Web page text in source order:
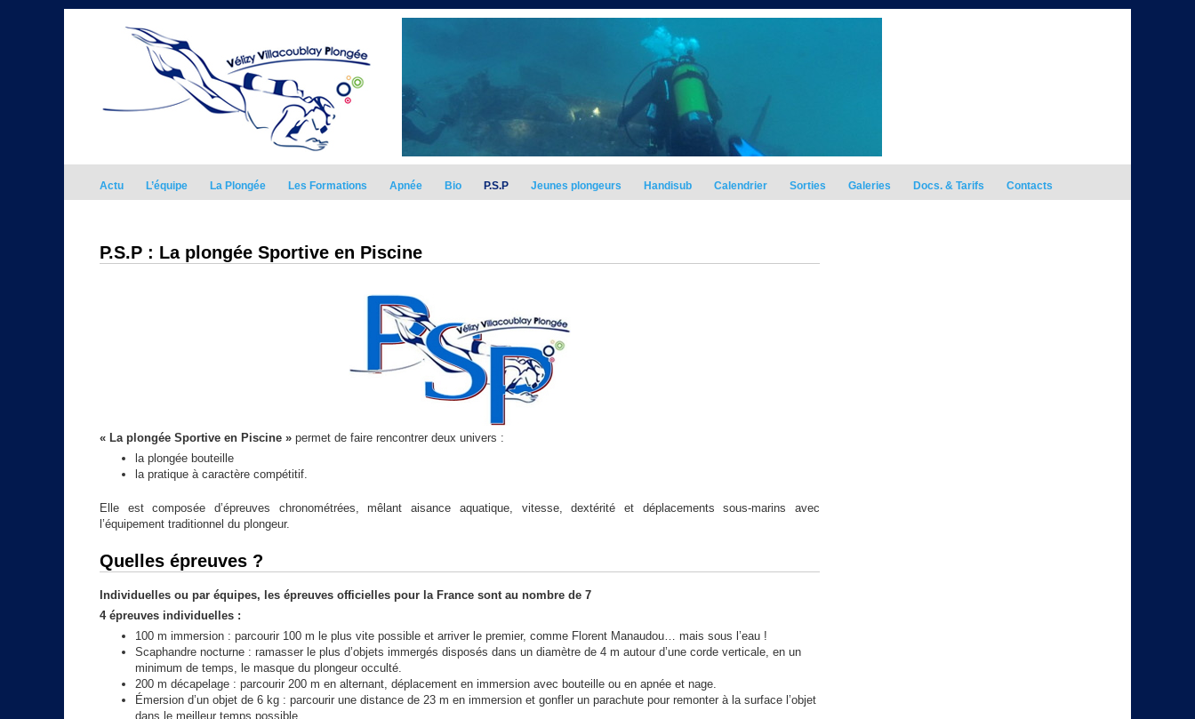
Actu L’équipe La Plongée Les Formations Apnée Bio P.S.P Jeunes plongeurs Handisub Calendrier Sorties Galeries Docs. & Tarifs Contacts
P.S.P : La plongée Sportive en Piscine
« La plongée Sportive en Piscine » permet de faire rencontrer deux univers :
la plongée bouteille
la pratique à caractère compétitif.
Elle est composée d’épreuves chronométrées, mêlant aisance aquatique, vitesse, dextérité et déplacements sous-marins avec
l’équipement traditionnel du plongeur.
Quelles épreuves ?
Individuelles ou par équipes, les épreuves officielles pour la France sont au nombre de 7
4 épreuves individuelles :
100 m immersion : parcourir 100 m le plus vite possible et arriver le premier, comme Florent Manaudou… mais sous l’eau !
Scaphandre nocturne : ramasser le plus d’objets immergés disposés dans un diamètre de 4 m autour d’une corde verticale, en un
minimum de temps, le masque du plongeur occulté.
200 m décapelage : parcourir 200 m en alternant, déplacement en immersion avec bouteille ou en apnée et nage.
Émersion d’un objet de 6 kg : parcourir une distance de 23 m en immersion et gonfler un parachute pour remonter à la surface l’objet
dans le meilleur temps possible.